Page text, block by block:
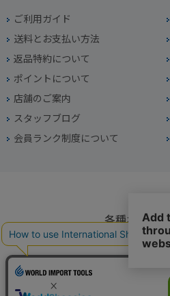
ご利用ガイド
送料とお支払い方法
返品特約について
ポイントについて
店舗のご案内
スタッフブログ
会員ランク制度について
各種お問い
045-949-